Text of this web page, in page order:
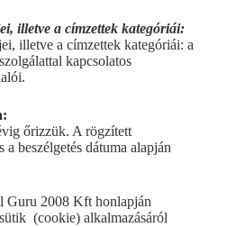
illetve a címzettek kategóriái:
illetve a címzettek kategóriái: a
kapcsolatos
őrizzük. A rögzített
beszélgetés dátuma alapján
Guru 2008 Kft honlapján
(cookie) alkalmazásáról